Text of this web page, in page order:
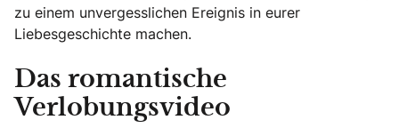
zu einem unvergesslichen Ereignis in eurer
Liebesgeschichte machen.
Das romantische
Verlobungsvideo